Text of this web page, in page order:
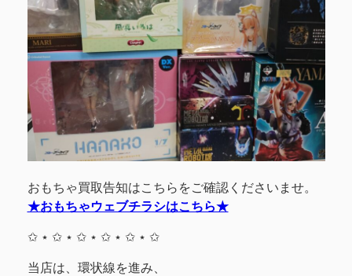
おもちゃ買取告知はこちらをご確認くださいませ。
★おもちゃウェブチラシはこちら★
✩ ⋆ ✩ ⋆ ✩ ⋆ ✩ ⋆ ✩ ⋆ ✩
当店は、環状線を進み、